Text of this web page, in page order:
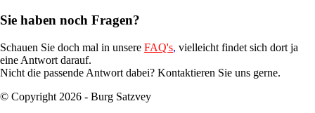
Sie haben noch Fragen?
Schauen Sie doch mal in unsere FAQ's, vielleicht findet sich dort ja
eine Antwort darauf.
Nicht die passende Antwort dabei? Kontaktieren Sie uns gerne.
© Copyright 2026 - Burg Satzvey